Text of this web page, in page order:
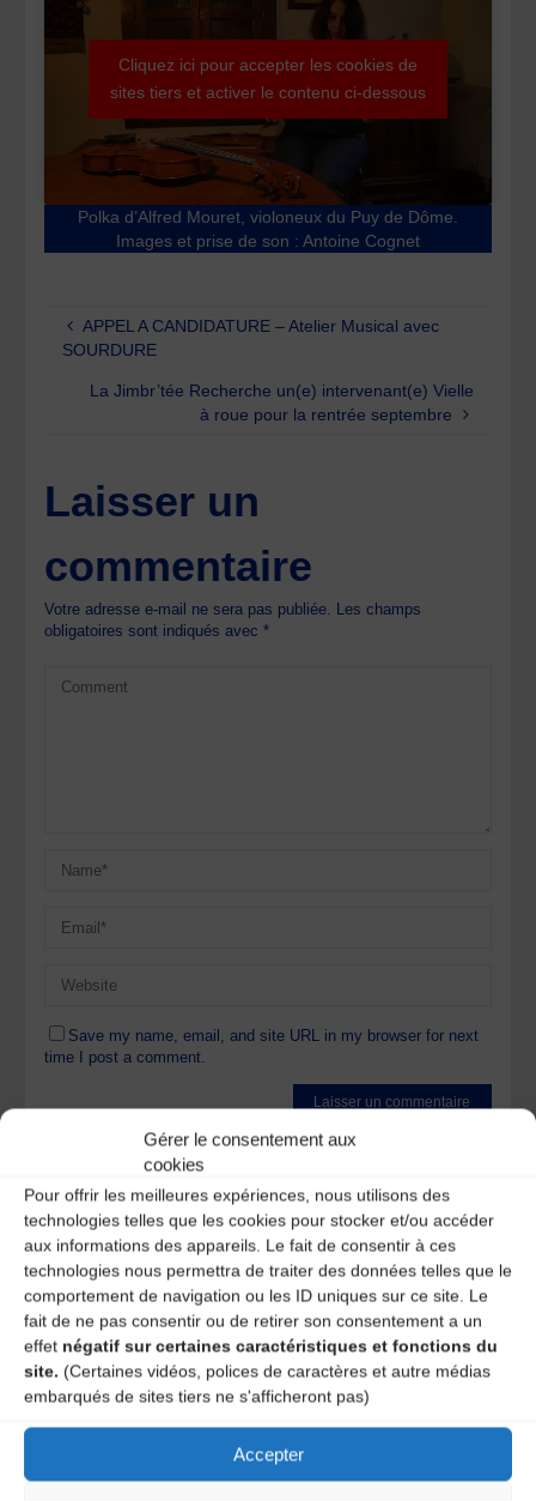
Gérer le consentement aux
cookies
Pour offrir les meilleures expériences, nous utilisons des
technologies telles que les cookies pour stocker et/ou accéder
aux informations des appareils. Le fait de consentir à ces
technologies nous permettra de traiter des données telles que le
comportement de navigation ou les ID uniques sur ce site. Le
fait de ne pas consentir ou de retirer son consentement a un
effet négatif sur certaines caractéristiques et fonctions du
site. (Certaines vidéos, polices de caractères et autre médias
embarqués de sites tiers ne s'afficheront pas)
Accepter
Cliquez ici pour accepter les cookies de
sites tiers et activer le contenu ci-dessous
Polka d’Alfred Mouret, violoneux du Puy de Dôme.
Images et prise de son : Antoine Cognet
APPEL A CANDIDATURE – Atelier Musical avec
SOURDURE
La Jimbr’tée Recherche un(e) intervenant(e) Vielle
à roue pour la rentrée septembre
Laisser un
commentaire
Votre adresse e-mail ne sera pas publiée. Les champs
obligatoires sont indiqués avec*
Save my name, email, and site URL in my browser for next
time I post a comment.
Ce site utilise Akismet pour réduire les indésirables.
savoir plus sur la façon dont les données de vos
commentaires sont traitées.